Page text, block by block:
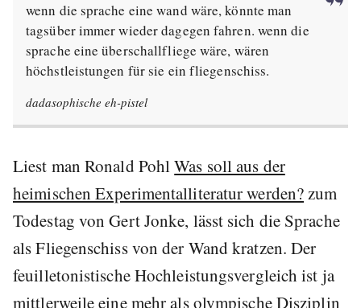
wenn die sprache eine wand wäre, könnte man
tagsüber immer wieder dagegen fahren. wenn die
sprache eine überschallfliege wäre, wären
höchstleistungen für sie ein fliegenschiss.
dadasophische eh-pistel
Liest man Ronald PohlWas soll aus der
heimischen Experimentalliteratur werden?zum
Todestag von Gert Jonke, lässt sich die Sprache
als Fliegenschiss von der Wand kratzen. Der
feuilletonistische Hochleistungsvergleich ist ja
mittlerweile eine mehr als olympische Disziplin